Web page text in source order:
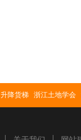
升降货梯 浙江土地学会